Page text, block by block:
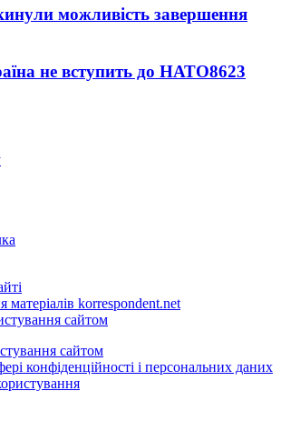
можливість завершення
не вступить до НАТО8623
матеріалів korrespondent.net
сайтом
сайтом
конфіденційності і персональних даних